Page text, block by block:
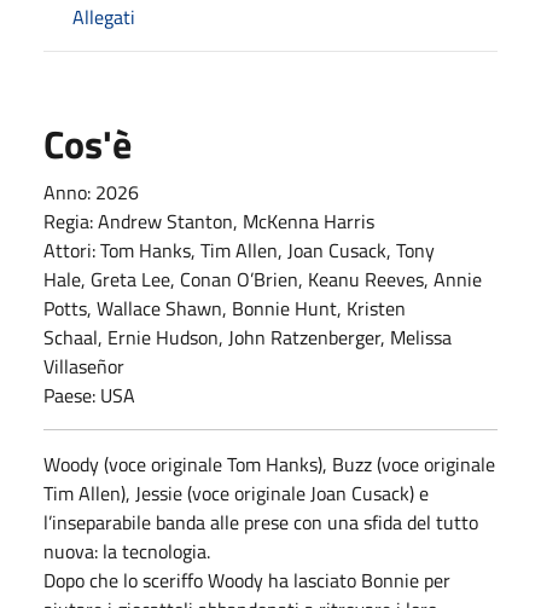
Allegati
Cos'è
Anno: 2026
Regia: Andrew Stanton, McKenna Harris
Attori: Tom Hanks, Tim Allen, Joan Cusack, Tony
Hale, Greta Lee, Conan O’Brien, Keanu Reeves, Annie
Potts, Wallace Shawn, Bonnie Hunt, Kristen
Schaal, Ernie Hudson, John Ratzenberger, Melissa
Villaseñor
Paese: USA
Woody (voce originale Tom Hanks), Buzz (voce originale
Tim Allen), Jessie (voce originale Joan Cusack) e
l’inseparabile banda alle prese con una sfida del tutto
nuova: la tecnologia.
Dopo che lo sceriffo Woody ha lasciato Bonnie per